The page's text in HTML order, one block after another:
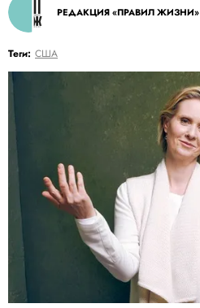
РЕДАКЦИЯ «ПРАВИЛ ЖИЗНИ»
Теги: США